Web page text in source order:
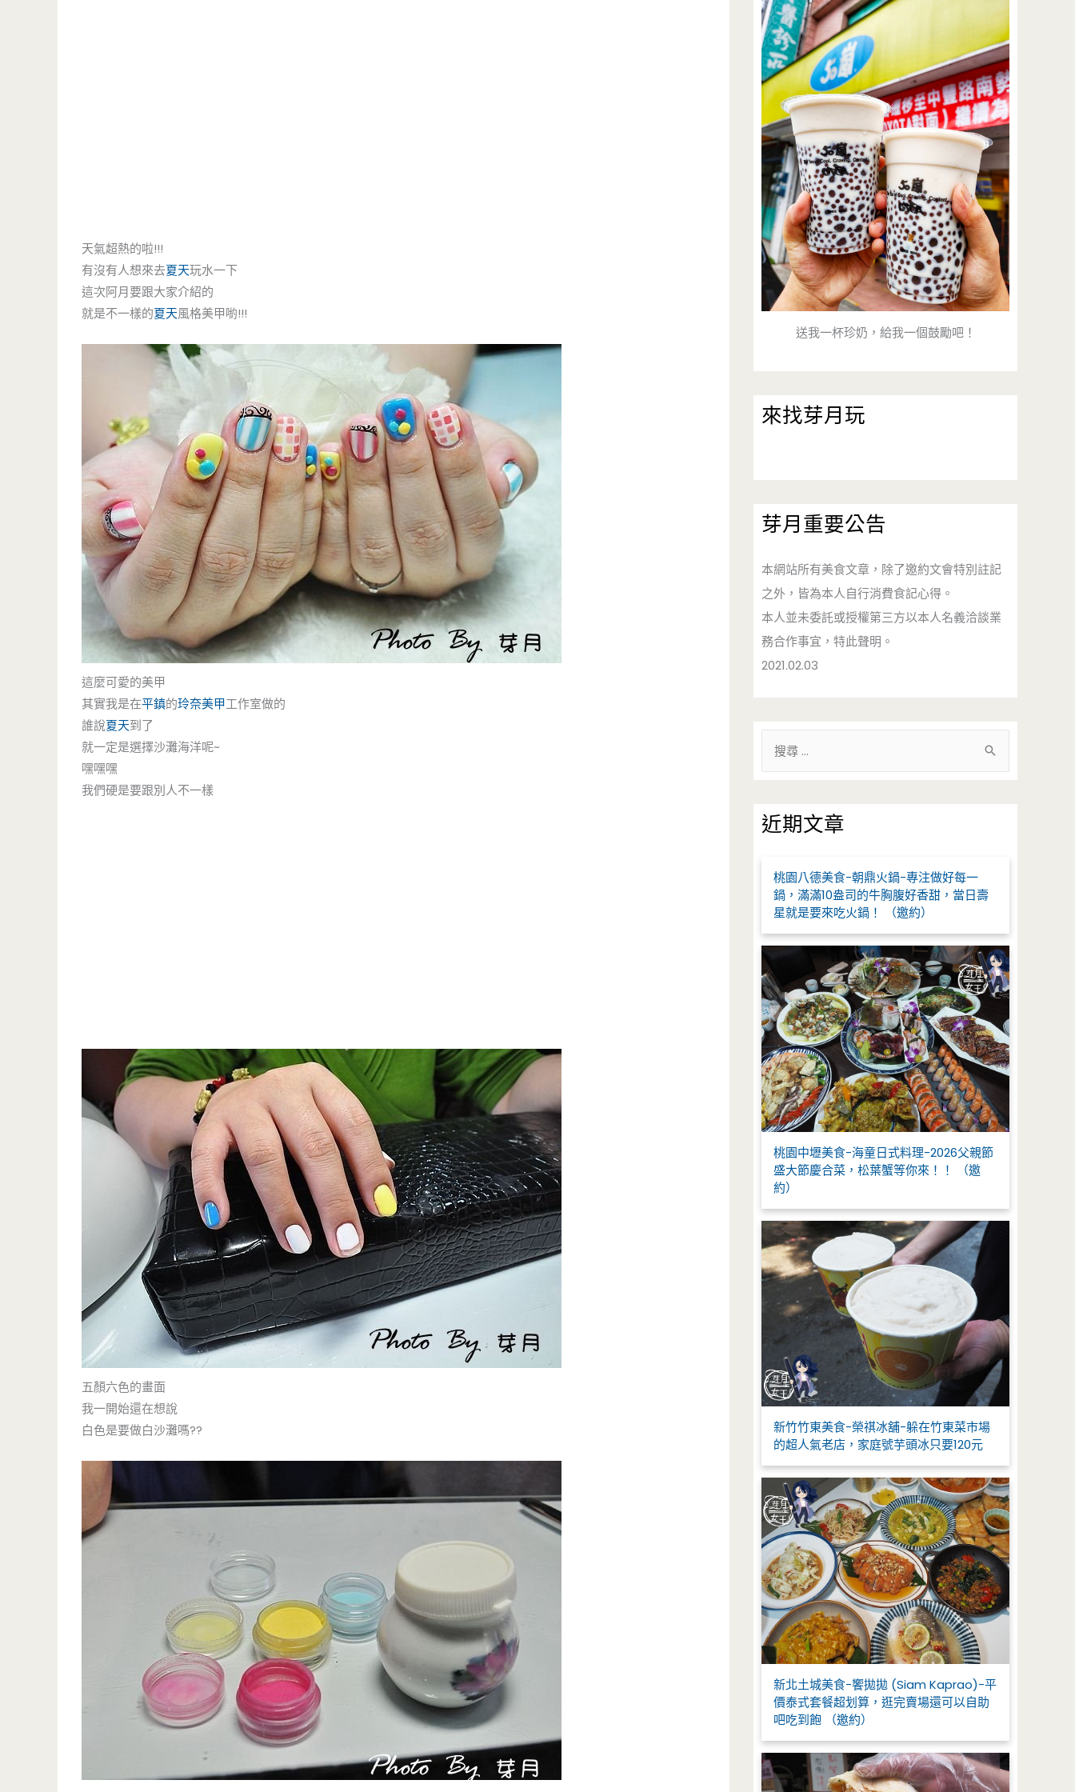
天氣超熱的啦!!!
有沒有人想來去夏天玩水一下
這次阿月要跟大家介紹的
就是不一樣的夏天風格美甲喲!!!
這麼可愛的美甲
其實我是在平鎮的玲奈美甲工作室做的
誰說夏天到了
就一定是選擇沙灘海洋呢~
嘿嘿嘿
我們硬是要跟別人不一樣
五顏六色的畫面
我一開始還在想說
白色是要做白沙灘嗎??
送我一杯珍奶，給我一個鼓勵吧！
來找芽月玩
芽月重要公告
本網站所有美食文章，除了邀約文會特別註記
之外，皆為本人自行消費食記心得。
本人並未委託或授權第三方以本人名義洽談業
務合作事宜，特此聲明。
2021.02.03
鍵
字
近期文章
桃園八德美食-朝鼎火鍋-專注做好每一
鍋，滿滿10盎司的牛胸腹好香甜，當日壽
星就是要來吃火鍋！ （邀約）
桃園中壢美食-海童日式料理-2026父親節
盛大節慶合菜，松葉蟹等你來！！ （邀
約）
新竹竹東美食-榮祺冰舖-躲在竹東菜市場
的超人氣老店，家庭號芋頭冰只要120元
新北土城美食-饗拋拋 (Siam Kaprao)-平
價泰式套餐超划算，逛完賣場還可以自助
吧吃到飽 （邀約）